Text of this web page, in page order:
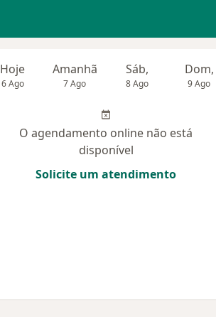
Hoje
6 Ago
Amanhã
7 Ago
Sáb,
8 Ago
Dom,
9 Ago
O agendamento online não está
disponível
Solicite um atendimento